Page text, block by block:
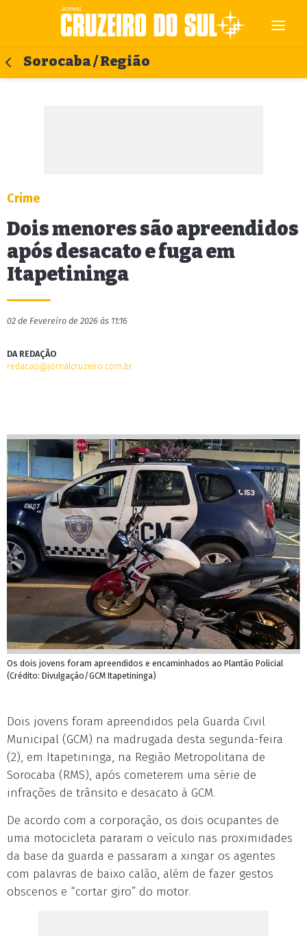
Sorocaba / Região
Crime
Dois menores são apreendidos
após desacato e fuga em
Itapetininga
02 de Fevereiro de 2026 às 11:16
DA REDAÇÃO
redacao@jornalcruzeiro.com.br
Os dois jovens foram apreendidos e encaminhados ao Plantão Policial
(Crédito: Divulgação/GCM Itapetininga)
Dois jovens foram apreendidos pela Guarda Civil
Municipal (GCM) na madrugada desta segunda-feira
(2), em Itapetininga, na Região Metropolitana de
Sorocaba (RMS), após cometerem uma série de
infrações de trânsito e desacato à GCM.
De acordo com a corporação, os dois ocupantes de
uma motocicleta pararam o veículo nas proximidades
da base da guarda e passaram a xingar os agentes
com palavras de baixo calão, além de fazer gestos
obscenos e “cortar giro” do motor.